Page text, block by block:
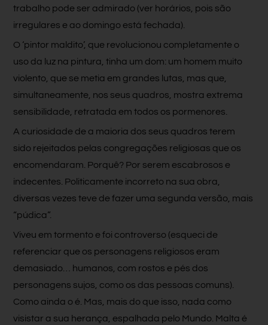
trabalho pode ser admirado (ver horários, pois são
irregulares e ao domingo está fechada).
O ‘pintor maldito’, que revolucionou completamente o
uso da luz na pintura, tinha um dom: um homem muito
violento, que se metia em grandes lutas, mas que,
simultaneamente, nos seus quadros, mostra extrema
sensibilidade, retratada em todos os pormenores.
A curiosidade de a maioria dos seus quadros terem
sido rejeitados pelas congregações religiosas que os
encomendaram. Porquê? Por serem escabrosos e
indecentes. Politicamente incorreto na sua obra,
diversas vezes teve de fazer uma segunda versão, mais
“púdica”.
Viveu em tormento e foi controverso (esqueci de
referenciar que os personagens religiosos eram
demasiado… humanos, com rostos e pés dos
personagens sujos, como os das pessoas comuns).
Como ainda o é. Mas, mais do que isso, nada como
visistar a sua herança, espalhada pelo Mundo. Malta é